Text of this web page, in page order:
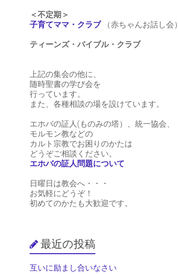
＜不定期＞
子育てママ・クラブ（赤ちゃんお話し会）
ティーンズ・バイブル・クラブ
上記の集会の他に、
随時聖書の学び会を
行っています。
また、各種相談の場を設けています。
エホバの証人(ものみの塔）、統一協会、
モルモン教などの
カルト宗教でお困りのかたは
どうぞご相談ください。
エホバの証人問題について
日曜日は教会へ・・・
お気軽にどうぞ！
初めてのかたも大歓迎です。
最近の投稿
互いに励まし合いなさい